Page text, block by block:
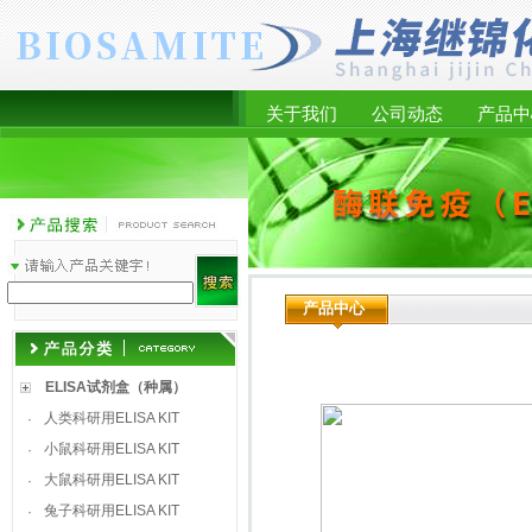
关于我们 公司动态 产品
ELISA试剂盒（种属）
·
人类科研用ELISA KIT
·
小鼠科研用ELISA KIT
·
大鼠科研用ELISA KIT
·
兔子科研用ELISA KIT
产品中心